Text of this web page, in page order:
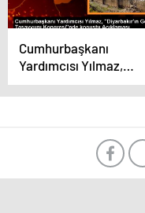
Cumhurbaşkanı
Yardımcısı Yılmaz,
“Diyarbakır’ın Gelecek
Tasavvuru